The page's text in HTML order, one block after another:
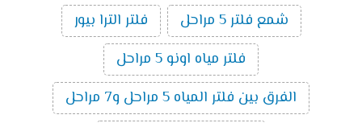
شمع فلتر 5 مراحل
فلتر الترا بيور
فلتر مياه اونو 5 مراحل
الفرق بين فلتر المياه 5 مراحل و7 مراحل